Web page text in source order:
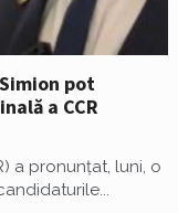
pot
a CCR
a pronunțat, luni, o